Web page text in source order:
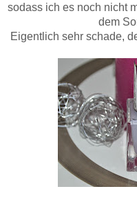
sodass ich es noch nicht
dem
Eigentlich sehr schade,